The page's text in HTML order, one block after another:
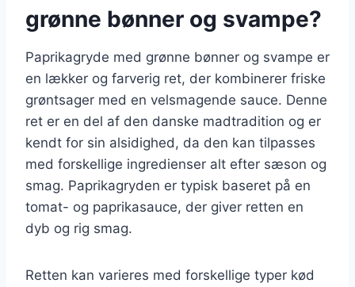
grønne bønner og svampe?
Paprikagryde med grønne bønner og svampe er
en lækker og farverig ret, der kombinerer friske
grøntsager med en velsmagende sauce. Denne
ret er en del af den danske madtradition og er
kendt for sin alsidighed, da den kan tilpasses
med forskellige ingredienser alt efter sæson og
smag. Paprikagryden er typisk baseret på en
tomat- og paprikasauce, der giver retten en
dyb og rig smag.
Retten kan varieres med forskellige typer kød